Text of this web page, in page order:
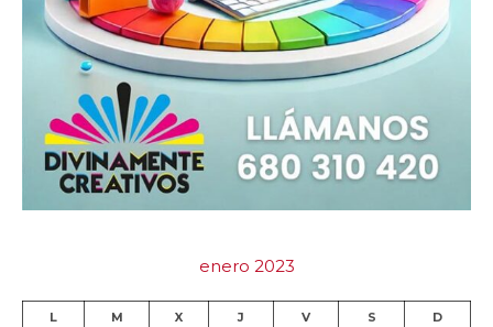
enero 2023
L M X J V S D